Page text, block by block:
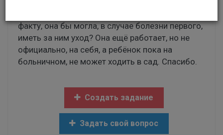
факту, она бы могла, в случае болезни первого,
иметь за ним уход? Она ещё работает, но не
официально, на себя, а ребёнок пока на
больничном, не может ходить в сад. Спасибо.
Создать задание
Задать свой вопрос